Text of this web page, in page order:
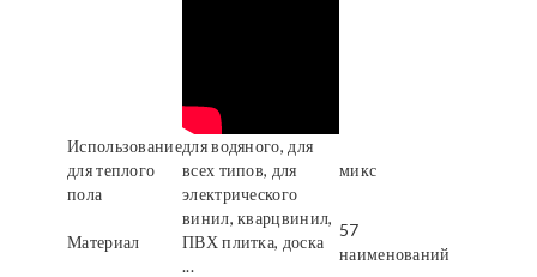
Использование
для теплого
пола
для водяного, для
всех типов, для
электрического
микс
Материал
винил, кварцвинил,
ПВХ плитка, доска
...
57
наименований